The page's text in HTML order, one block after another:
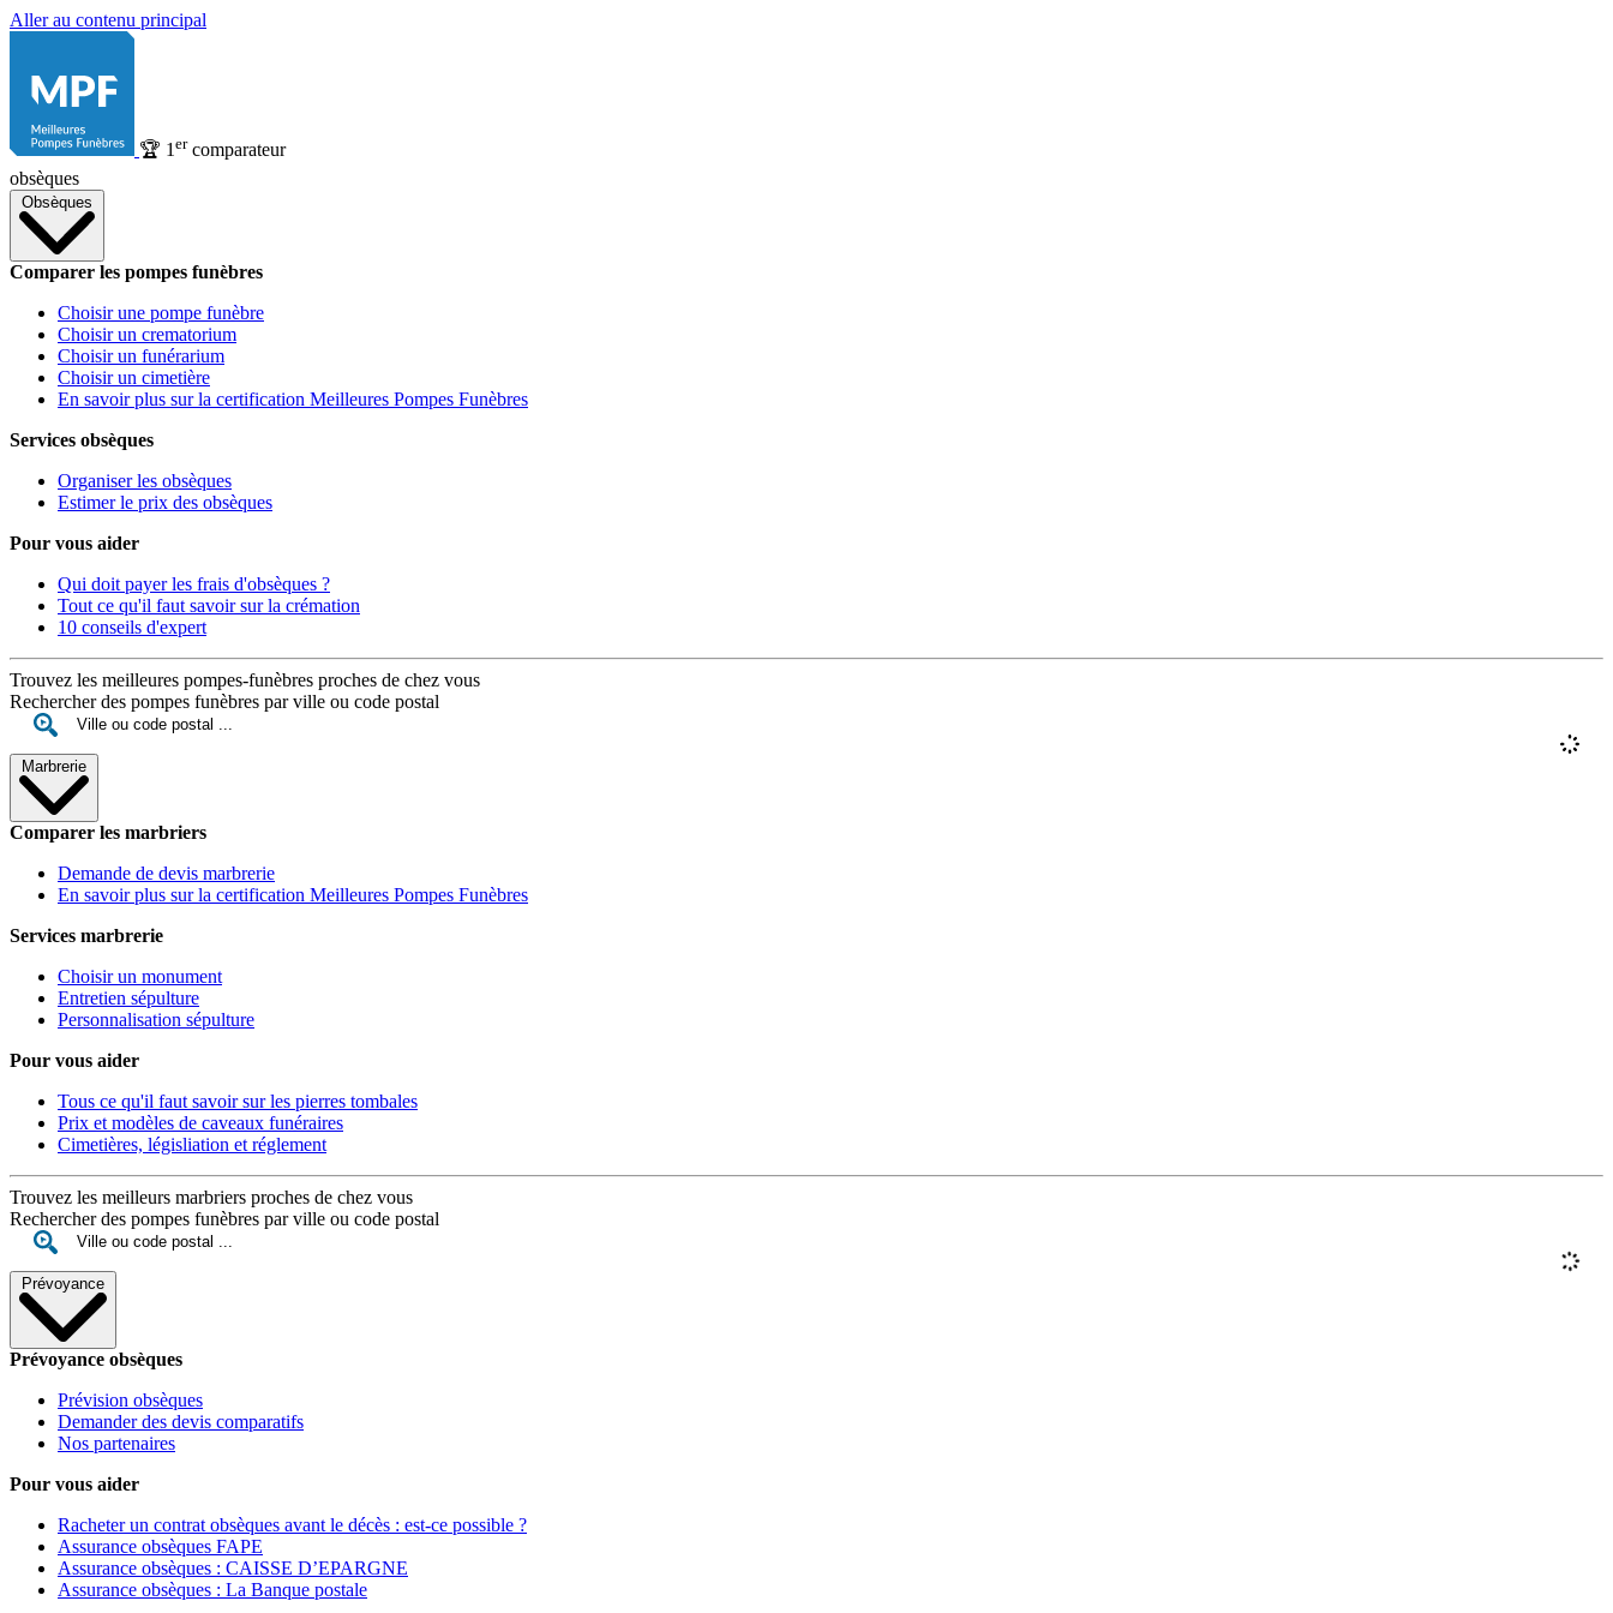
Aller au contenu principal
🏆 1 ercomparateur
obsèques
Obsèques
Comparer les pompes funèbres
Choisir une pompe funèbre
Choisir un crematorium
Choisir un funérarium
Choisir un cimetière
En savoir plus sur la certification Meilleures Pompes Funèbres
Services obsèques
Organiser les obsèques
Estimer le prix des obsèques
Pour vous aider
Qui doit payer les frais d'obsèques ?
Tout ce qu'il faut savoir sur la crémation
10 conseils d'expert
Trouvez les meilleures pompes-funèbres proches de chez vous
Rechercher des pompes funèbres par ville ou code postal
Marbrerie
Comparer les marbriers
Demande de devis marbrerie
En savoir plus sur la certification Meilleures Pompes Funèbres
Services marbrerie
Choisir un monument
Entretien sépulture
Personnalisation sépulture
Pour vous aider
Tous ce qu'il faut savoir sur les pierres tombales
Prix et modèles de caveaux funéraires
Cimetières, législiation et réglement
Trouvez les meilleurs marbriers proches de chez vous
Rechercher des pompes funèbres par ville ou code postal
Prévoyance
Prévoyance obsèques
Prévision obsèques
Demander des devis comparatifs
Nos partenaires
Pour vous aider
Racheter un contrat obsèques avant le décès : est-ce possible ?
Assurance obsèques FAPE
Assurance obsèques : CAISSE D’EPARGNE
Assurance obsèques : La Banque postale